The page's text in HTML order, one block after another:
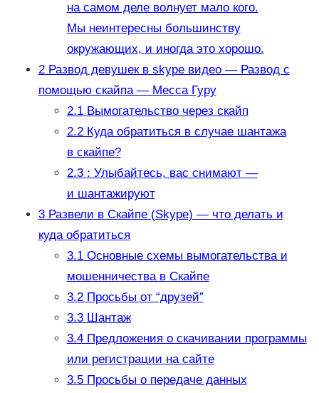
на самом деле волнует мало кого.
Мы неинтересны большинству
окружающих, и иногда это хорошо.
2Развод девушек в skype видео — Развод с
помощью скайпа — Месса Гуру
2.1Вымогательство через скайп
2.2Куда обратиться в случае шантажа
в скайпе?
2.3: Улыбайтесь, вас снимают —
и шантажируют
3Развели в Скайпе (Skype) — что делать и
куда обратиться
3.1Основные схемы вымогательства и
мошенничества в Скайпе
3.2Просьбы от “друзей”
3.3Шантаж
3.4Предложения о скачивании программы
или регистрации на сайте
3.5Просьбы о передаче данных